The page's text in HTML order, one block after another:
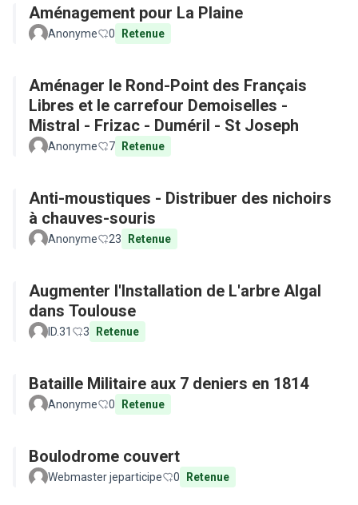
Aménagement pour La Plaine
Anonyme 0 Retenue
Aménager le Rond-Point des Français
Libres et le carrefour Demoiselles -
Mistral - Frizac - Duméril - St Joseph
Anonyme 7 Retenue
Anti-moustiques - Distribuer des nichoirs
à chauves-souris
Anonyme 23 Retenue
Augmenter l'Installation de L'arbre Algal
dans Toulouse
ID.31 3 Retenue
Bataille Militaire aux 7 deniers en 1814
Anonyme 0 Retenue
Boulodrome couvert
Webmaster jeparticipe 0 Retenue